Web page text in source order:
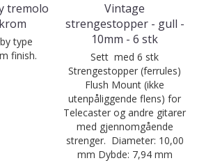
tremolo
type
finish.
Vintage
strengestopper - gull -
10mm - 6 stk
Sett med 6 stk
Strengestopper (ferrules)
Flush Mount (ikke
utenpåliggende flens) for
Telecaster og andre gitarer
med gjennomgående
strenger. Diameter: 10,00
mm Dybde: 7,94 mm